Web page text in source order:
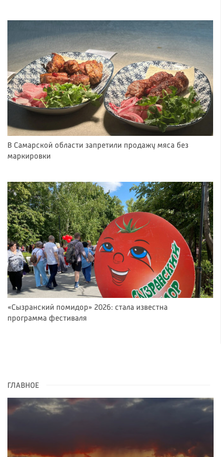
В Самарской области запретили продажу мяса без
маркировки
«Сызранский помидор» 2026: стала известна
программа фестиваля
ГЛАВНОЕ